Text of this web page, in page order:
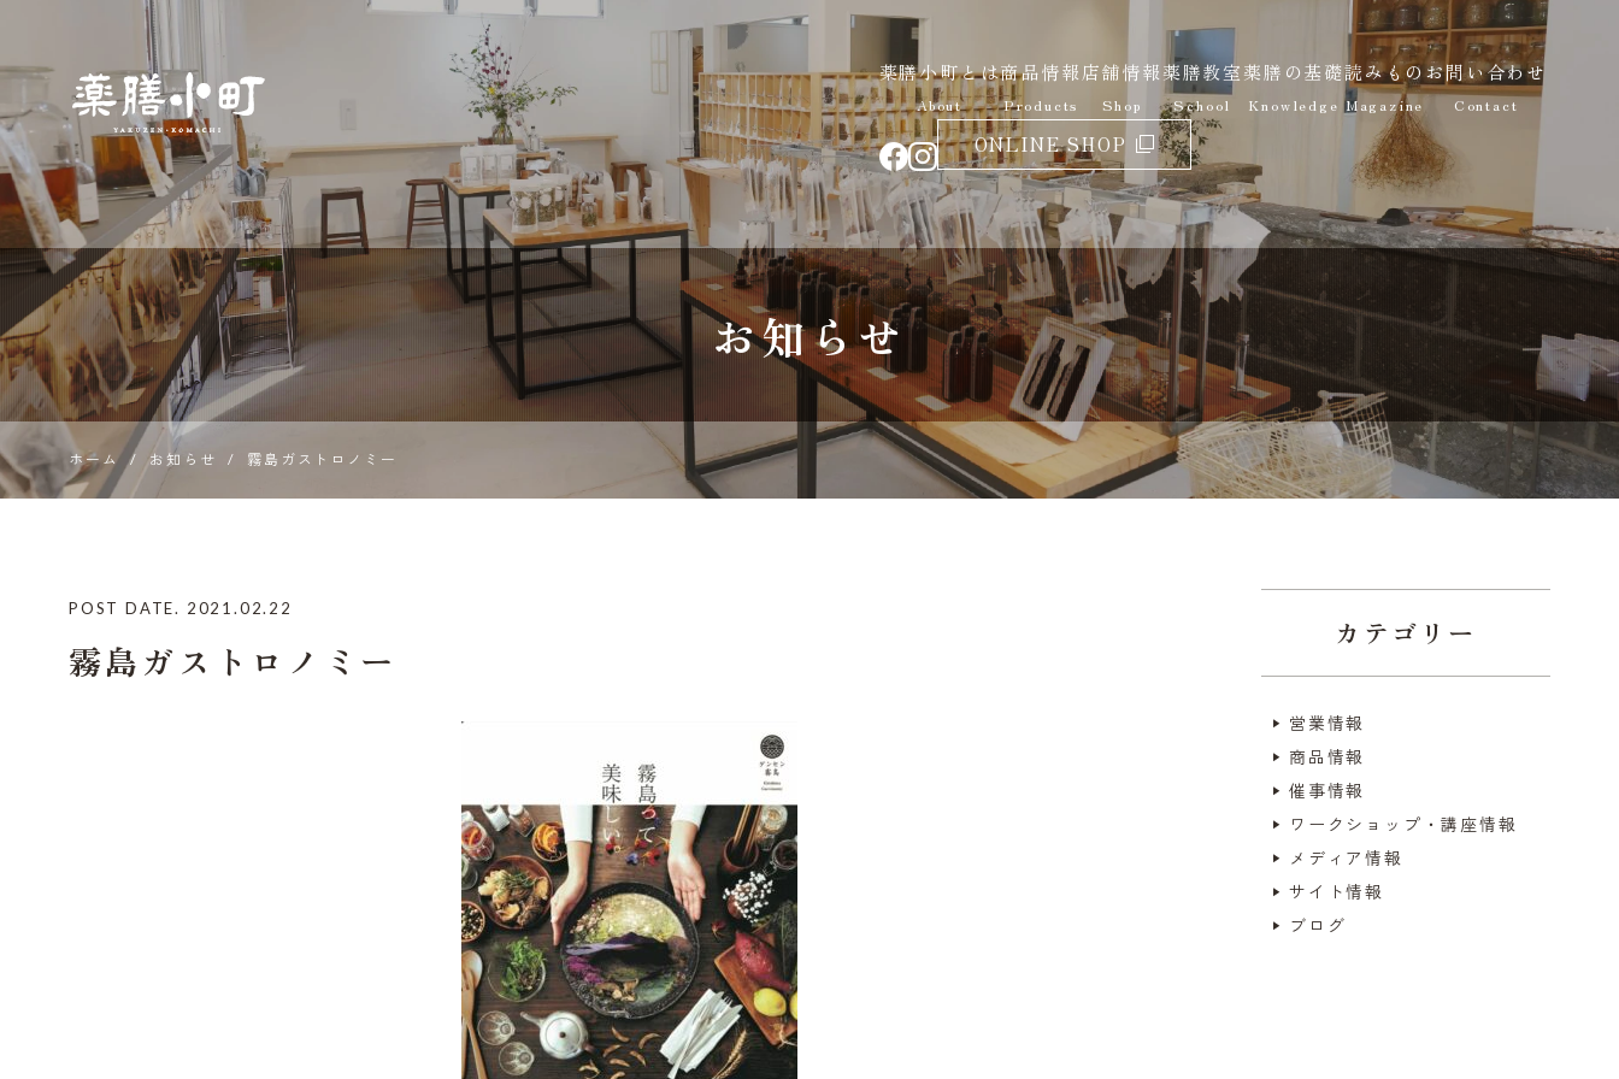
薬膳とス
パイス専
門店 薬膳
小町
薬膳小町とは
About
商品情報
Products
店舗情報
Shop
薬膳教室
School
薬膳の基礎
Knowledge
読みもの
Magazine
お問い合わせ
Contact
ONLINE SHOP
お知らせ
ホーム / お知らせ / 霧島ガストロノミー
POST DATE. 2021.02.22
霧島ガストロノミー
カテゴリー
営業情報
商品情報
催事情報
ワークショップ・講座情報
メディア情報
サイト情報
ブログ